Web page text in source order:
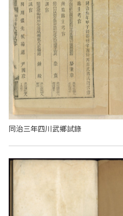
同治三年四川武鄉試錄